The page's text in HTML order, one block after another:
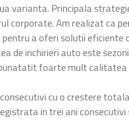
varianta. Principala
corporate. Am realizat ca
a oferi solutii
de inchirieri auto este
foarte mult
cu o crestere
in trei ani